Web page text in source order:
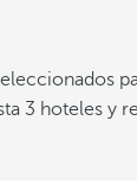
3 hoteles y